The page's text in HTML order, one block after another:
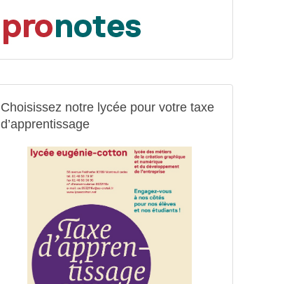
Choisissez notre lycée pour votre taxe
d’apprentissage